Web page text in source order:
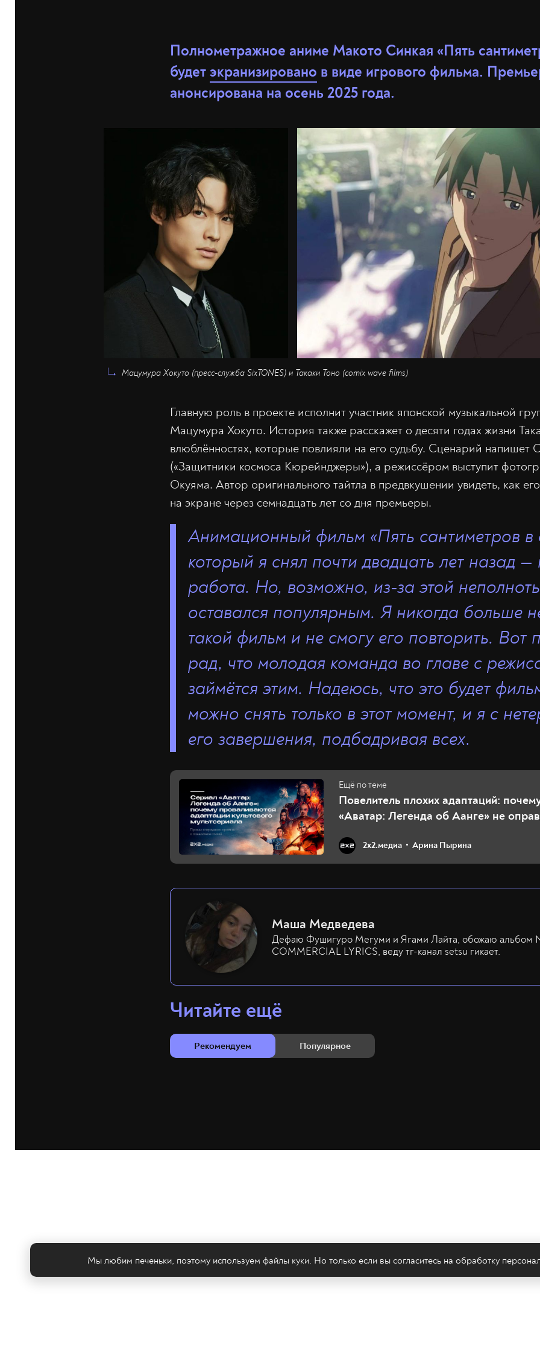
Полнометражное аниме Макото Синкая «Пять
будетэкранизировано в виде игрового фильма.
анонсирована на осень 2025 года.
Мацумура Хокуто (пресс-служба SixTONES) и Такаки Тоно (comix wave films)
Главную роль в проекте исполнит участник японской музыкальной
Мацумура Хокуто. История также расскажет о десяти годах жизни
влюблённостях, которые повлияли на его судьбу. Сценарий напишет
(«Защитники космоса Кюрейнджеры»), а режиссёром выступит
Окуяма. Автор оригинального тайтла в предвкушении увидеть, как
на экране через семнадцать лет со дня премьеры.
Анимационный фильм «Пять сантиметров в
который я снял почтидвадцать лет назад —
работа. Но, возможно, из-за этой
оставался популярным. Я никогда больше
такой фильм и не смогу его повторить. Вот
рад, что молодая команда во главе с
займётся этим. Надеюсь, что это будет
можно снять только в этот момент, и я с
его завершения, подбадривая всех.
Повелитель плохих адаптаций:
«Аватар: Легенда об Аанге» не
2х2.медиа Арина Пырина
Маша Медведева
Дефаю Фушигуро Мегуми и Ягами Лайта, обожаю альбом
COMMERCIAL LYRICS, веду тг-канал setsu гикает.
Читайте ещё
Рекомендуем Популярное
Мы любим печеньки, поэтому используем файлы куки. Но только если вы согласитесь на обработку